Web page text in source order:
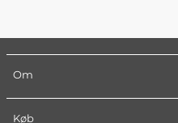
Om
Køb